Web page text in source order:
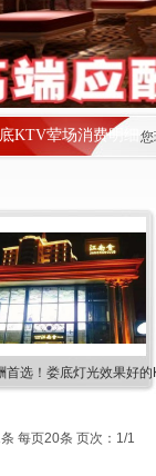
KTV荤场消费明细
首选！娄底灯光效果好
每页20条 页次：1/1